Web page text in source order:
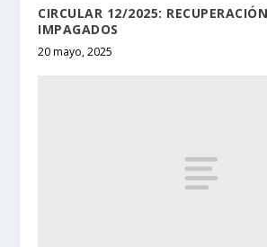
CIRCULAR 12/2025:
IMPAGADOS
20 mayo, 2025